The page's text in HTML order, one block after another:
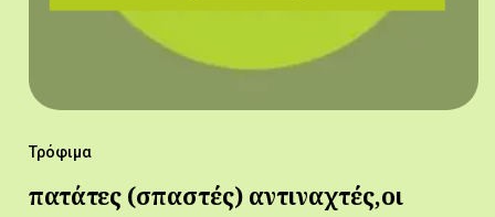
Τρόφιμα
πατάτες (σπαστές) αντιναχτές,οι